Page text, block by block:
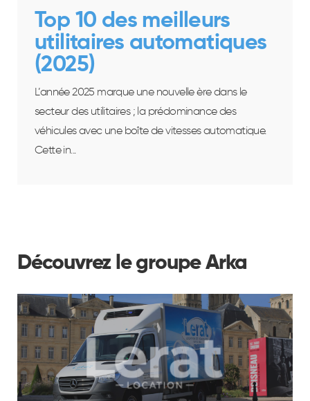
Top 10 des meilleurs
utilitaires automatiques
(2025)
L’année 2025 marque une nouvelle ère dans le
secteur des utilitaires ; la prédominance des
véhicules avec une boîte de vitesses automatique.
Cette in...
Découvrez le groupe Arka